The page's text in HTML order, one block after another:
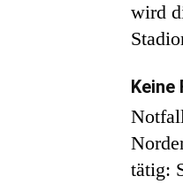
wird
Keine
tätig: